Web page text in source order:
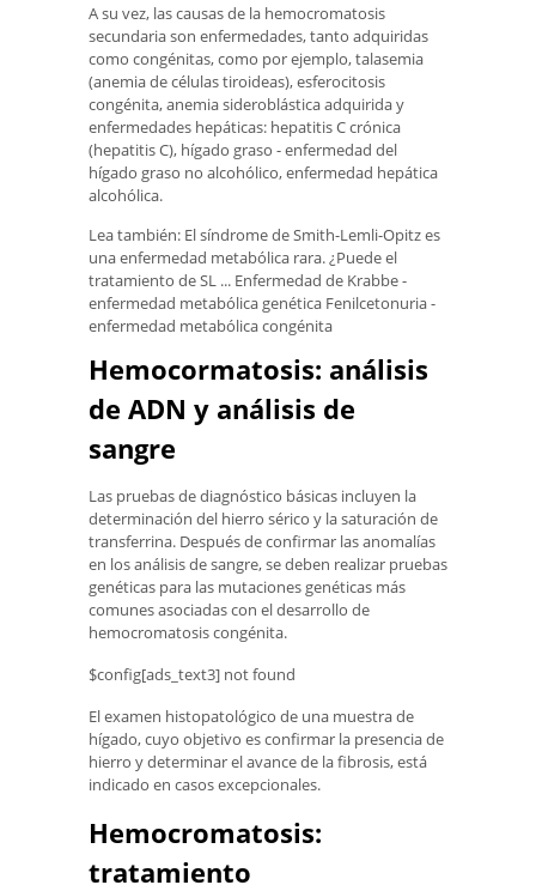
A su vez, las causas de la hemocromatosis
secundaria son enfermedades, tanto adquiridas
como congénitas, como por ejemplo, talasemia
(anemia de células tiroideas), esferocitosis
congénita, anemia sideroblástica adquirida y
enfermedades hepáticas: hepatitis C crónica
(hepatitis C), hígado graso - enfermedad del
hígado graso no alcohólico, enfermedad hepática
alcohólica.
Lea también: El síndrome de Smith-Lemli-Opitz es
una enfermedad metabólica rara. ¿Puede el
tratamiento de SL ... Enfermedad de Krabbe -
enfermedad metabólica genética Fenilcetonuria -
enfermedad metabólica congénita
Hemocormatosis: análisis
de ADN y análisis de
sangre
Las pruebas de diagnóstico básicas incluyen la
determinación del hierro sérico y la saturación de
transferrina. Después de confirmar las anomalías
en los análisis de sangre, se deben realizar pruebas
genéticas para las mutaciones genéticas más
comunes asociadas con el desarrollo de
hemocromatosis congénita.
$config[ads_text3] not found
El examen histopatológico de una muestra de
hígado, cuyo objetivo es confirmar la presencia de
hierro y determinar el avance de la fibrosis, está
indicado en casos excepcionales.
Hemocromatosis:
tratamiento